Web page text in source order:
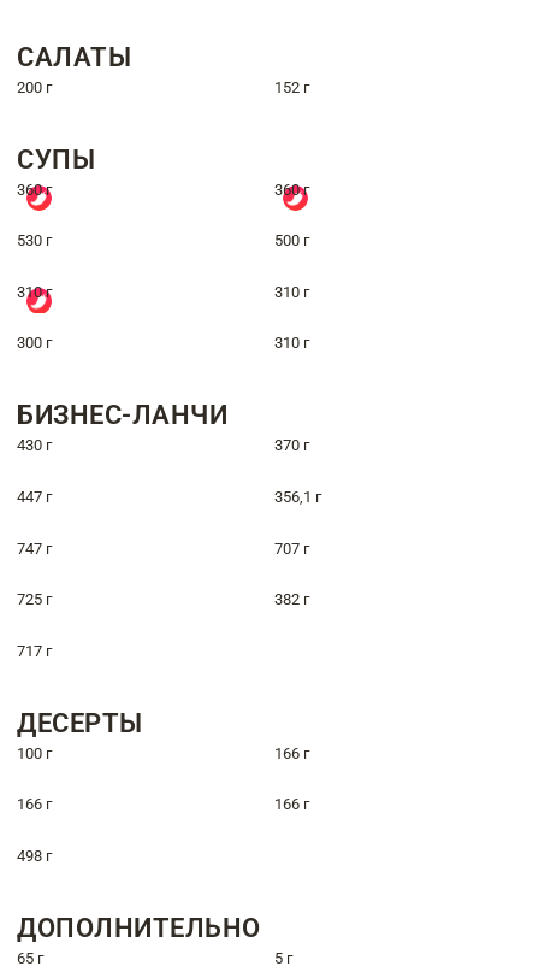
САЛАТЫ
200 г 152 г
СУПЫ
360 г 360 г
530 г 500 г
310 г 310 г
300 г 310 г
БИЗНЕС-ЛАНЧИ
430 г 370 г
447 г 356,1 г
747 г 707 г
725 г 382 г
717 г
ДЕСЕРТЫ
100 г 166 г
166 г 166 г
498 г
ДОПОЛНИТЕЛЬНО
65 г 5 г